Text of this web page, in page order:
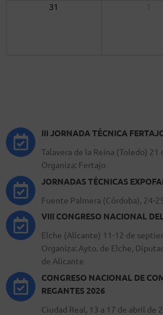
31
III JORNADA TÉCNICA
Talavera de la Reina (Toledo)
Organiza: Fertajo
JORNADAS TÉCNICAS
Fuente Palmera (Córdoba), 24-
VIII CONGRESO NACIONAL
Elche (Alicante) 11-12 de
Organiza: Ayto. de Elche,
de Alicante
CONGRESO NACIONAL DE
REGANTES 2026
Ciudad Real, 13 a 17 de abril de